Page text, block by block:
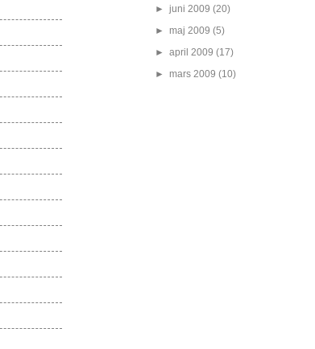
►juni 2009(20)
►maj 2009(5)
►april 2009(17)
►mars 2009(10)